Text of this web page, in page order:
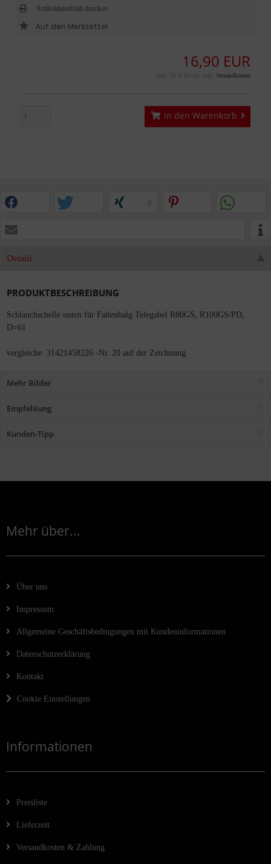
16,90 EUR
inkl. 19 % MwSt. zzgl. Versandkosten
In den Warenkorb
Artikeldatenblatt drucken
0
Details
PRODUKTBESCHREIBUNG
Schlauchschelle unten für Faltenbalg Telegabel R80GS, R100GS/PD,
D=61
vergleiche: 31421458226 -Nr. 20 auf der Zeichnung
Mehr Bilder
Empfehlung
Kunden-Tipp
Mehr über...
Über uns
Impressum
Allgemeine Geschäftsbedingungen mit Kundeninformationen
Datenschutzerklärung
Kontakt
Cookie Einstellungen
Informationen
Preisliste
Lieferzeit
Versandkosten & Zahlung